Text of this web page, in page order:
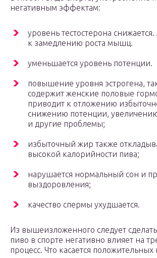
негативным эффектам:
уровень тестостерона
к замедлению роста мышц.
уменьшается уровень потенции.
повышение уровня эстрогена,
содержит женские половые
приводит к отложению
снижению потенции,
и другие проблемы;
избыточный жир также
высокой калорийности пива;
нарушается нормальный сон и
выздоровления;
качество спермы ухудшается.
Из вышеизложенного следует
пиво в спорте негативно влияет на
процесс. Что касается положительных